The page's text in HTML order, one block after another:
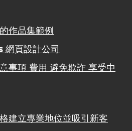
作品集範例
網頁設計公司
事項 費用 避免欺詐 享受中
建立專業地位並吸引新客